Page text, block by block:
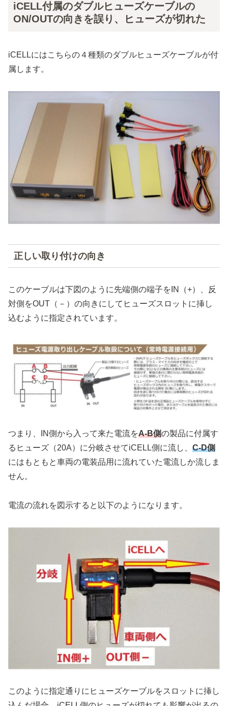
iCELL付属のダブルヒューズケーブルの
ON/OUTの向きを誤り、ヒューズが切れた
iCELLにはこちらの４種類のダブルヒューズケーブルが付
属します。
正しい取り付けの向き
このケーブルは下図のように先端側の端子をIN（+）、反
対側をOUT（－）の向きにしてヒューズスロットに挿し
込むように指定されています。
つまり、IN側から入って来た電流をA-B側の製品に付属す
るヒューズ（20A）に分岐させてiCELL側に流し、 C-D側
にはもともと車両の電装品用に流れていた電流しか流しま
せん。
電流の流れを図示すると以下のようになります。
このように指定通りにヒューズケーブルをスロットに挿し